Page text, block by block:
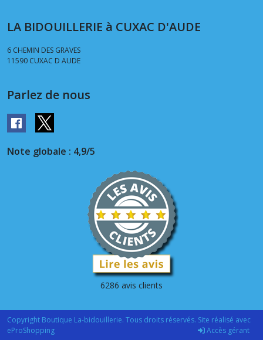
LA BIDOUILLERIE à CUXAC D'AUDE
6 CHEMIN DES GRAVES
11590 CUXAC D AUDE
Parlez de nous
Note globale : 4,9/5
6286 avis clients
Copyright Boutique La-bidouillerie. Tous droits réservés. Site réalisé avec
eProShopping
Accès gérant